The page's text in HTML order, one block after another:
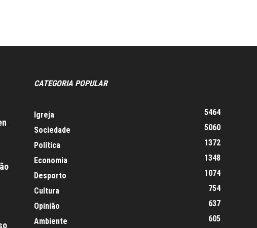
CATEGORIA POPULAR
Igreja
5464
Sociedade
5060
Política
1372
Economia
1348
Desporto
1074
Cultura
754
Opinião
637
Ambiente
605